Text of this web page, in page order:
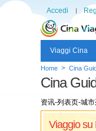
Accedi
Viaggi Cina
Home > Cina
Cina
资讯-列表页-城
Viaggio su